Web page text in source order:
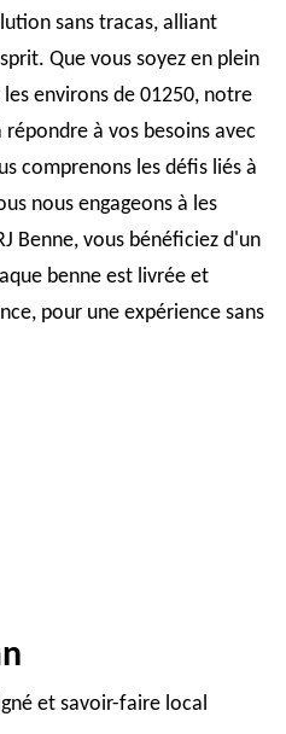
sans tracas, alliant
Que vous soyez en plein
environs de 01250, notre
à vos besoins avec
comprenons les défis liés à
nous engageons à les
Benne, vous bénéficiez d'un
benne est livrée et
pour une expérience sans
et savoir-faire local